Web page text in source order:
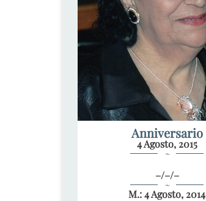
Anniversario
4 Agosto, 2015
~
–/–/–
~
M.: 4 Agosto, 2014